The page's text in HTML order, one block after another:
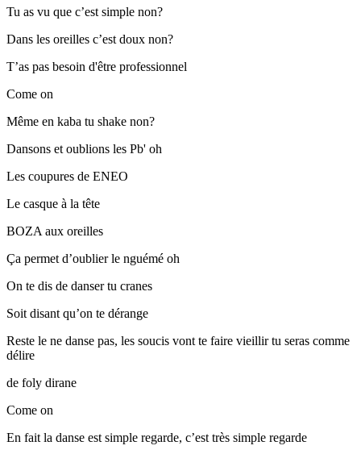
Tu as vu que c’est simple non?
Dans les oreilles c’est doux non?
T’as pas besoin d'être professionnel
Come on
Même en kaba tu shake non?
Dansons et oublions les Pb' oh
Les coupures de ENEO
Le casque à la tête
BOZA aux oreilles
Ça permet d’oublier le nguémé oh
On te dis de danser tu cranes
Soit disant qu’on te dérange
Reste le ne danse pas, les soucis vont te faire vieillir tu seras comme
délire
de foly dirane
Come on
En fait la danse est simple regarde, c’est très simple regarde